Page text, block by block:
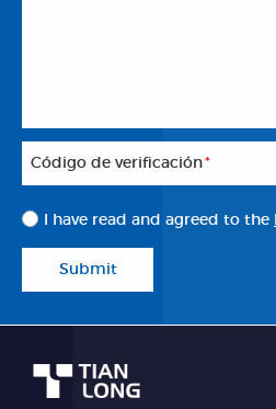
Código de verificación*
I have read and agreed to the
Submit